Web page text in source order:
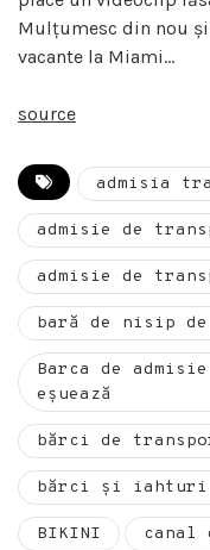
Mulțumesc din nou
vacante la Miami…
source
admisia
admisie de
admisie de
bară de nisip
Barca de
eșuează
bărci de
bărci și iahturi
BIKINI canal